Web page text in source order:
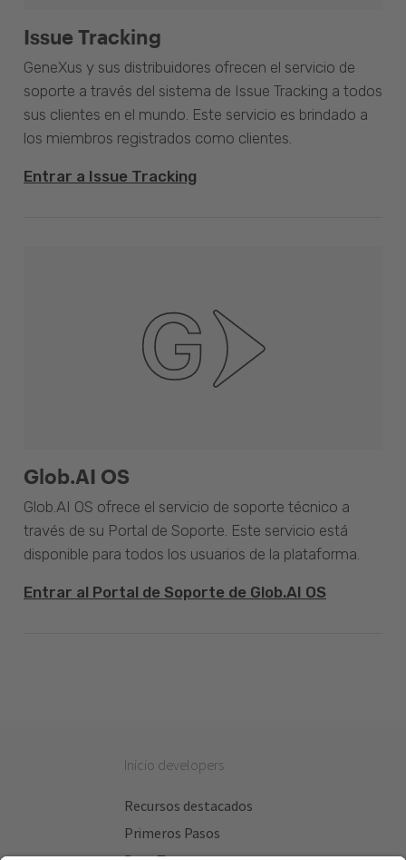
Issue Tracking
GeneXus y sus distribuidores ofrecen el servicio de
soporte a través del sistema de Issue Tracking a todos
sus clientes en el mundo. Este servicio es brindado a
los miembros registrados como clientes.
Entrar a Issue Tracking
Glob.AI OS
Glob.AI OS ofrece el servicio de soporte técnico a
través de su Portal de Soporte. Este servicio está
disponible para todos los usuarios de la plataforma.
Entrar al Portal de Soporte de Glob.AI OS
Inicio developers
Recursos destacados
Primeros Pasos